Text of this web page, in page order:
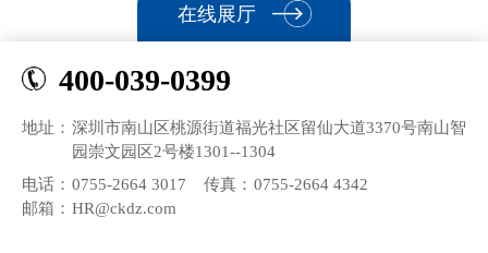
在线展厅
400-039-0399
地址： 深圳市南山区桃源街道福光社区留仙大道3370号南山智
园崇文园区2号楼1301--1304
电话： 0755-2664 3017 传真： 0755-2664 4342
邮箱： HR@ckdz.com